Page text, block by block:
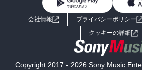
ライトノベル 男子
小説
海外小
よくあるご質問 お問
会社情報 プライバシーポリシー
クッキーの詳細
Copyright 2017 - 2026 Sony Music